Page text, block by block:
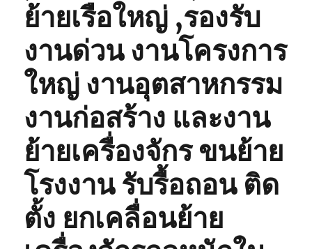
ย้ายเรือใหญ่ ,รองรับ
งานด่วน งานโครงการ
ใหญ่ งานอุตสาหกรรม
งานก่อสร้าง และงาน
ย้ายเครื่องจักร ขนย้าย
โรงงาน รับรื้อถอน ติด
ตั้ง ยกเคลื่อนย้าย